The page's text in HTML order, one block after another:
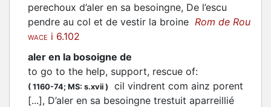
perechoux d’aler en sa besoingne, De l’escu
pendre au col et de vestir la broine Rom de Rou
WACE i 6.102
aler en la bosoigne de
to go to the help, support, rescue of:
( 1160-74; MS: s.xvii )
cil vindrent com ainz porent
[...], D’aler en sa besoingne trestuit aparreillié